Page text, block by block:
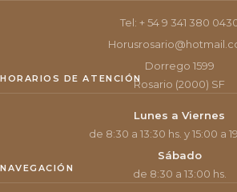
Tel: + 54 9 341 380
Dorrego 1599
Rosario (2000) SF
HORARIOS DE ATENCIÓN
Lunes a Viernes
de 8:30 a 13:30 hs. y 15:00 a
Sábado
de 8:30 a 13:00 hs.
NAVEGACIÓN